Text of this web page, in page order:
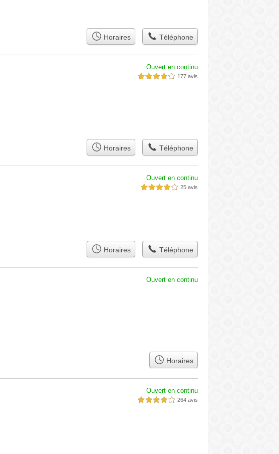
Horaires Téléphone
Ouvert en continu
4,0 étoiles sur 5 177 avis
Horaires Téléphone
Ouvert en continu
4,0 étoiles sur 5 25 avis
Horaires Téléphone
Ouvert en continu
Horaires
Ouvert en continu
4,0 étoiles sur 5 264 avis